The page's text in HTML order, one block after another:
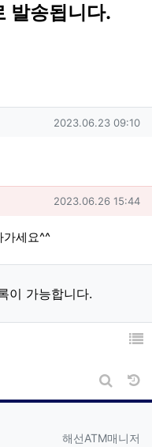
발송됩니다.
작성일
2023.06.23 09:10
댓글의
댓글
작성일
2023.06.26 15:44
가세요^^
이 가능합니다.
게시판
등록자
해선ATM매니저